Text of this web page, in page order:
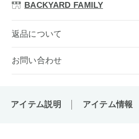
BACKYARD FAMILY
返品について
お問い合わせ
アイテム説明 アイテム情報